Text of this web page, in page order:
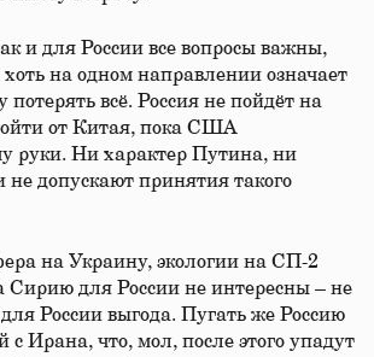
и для России все вопросы важны,
хоть на одном направлении означает
потерять всё. Россия не пойдёт на
от Китая, пока США
руки. Ни характер Путина, ни
не допускают принятия такого
на Украину, экологии на СП-2
Сирию для России не интересны – не
для России выгода. Пугать же Россию
с Ирана, что, мол, после этого упадут